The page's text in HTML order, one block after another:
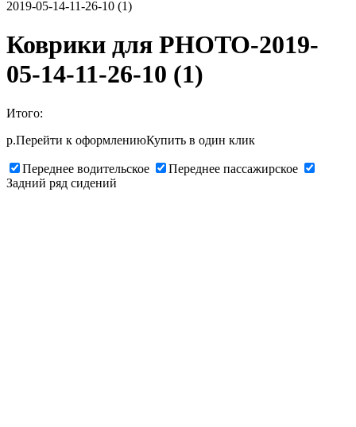
2019-05-14-11-26-10 (1)
Коврики для PHOTO-2019-
05-14-11-26-10 (1)
Итого:
р.Перейти к оформлениюКупить в один клик
Переднее водительское
Переднее пассажирское
Задний ряд сидений